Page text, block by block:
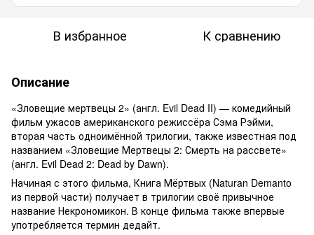
В избранное К сравнению
Описание
«Зловещие мертвецы 2» (англ. Evil Dead II) — комедийный
фильм ужасов американского режиссёра Сэма Рэйми,
вторая часть одноимённой трилогии, также известная под
названием «Зловещие Мертвецы 2: Смерть на рассвете»
(англ. Evil Dead 2: Dead by Dawn).
Начиная с этого фильма, Книга Мёртвых (Naturan Demanto
из первой части) получает в трилогии своё привычное
название Некрономикон. В конце фильма также впервые
употребляется термин дедайт.